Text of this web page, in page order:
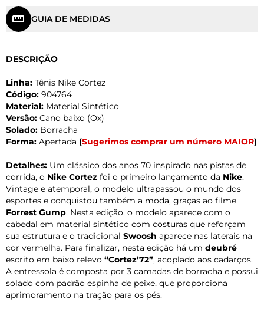
GUIA DE MEDIDAS
DESCRIÇÃO
Linha: Tênis Nike Cortez
Código: 904764
Material: Material Sintético
Versão: Cano baixo (Ox)
Solado: Borracha
Forma: Apertada (Sugerimos comprar um número MAIOR)
Detalhes: Um clássico dos anos 70 inspirado nas pistas de
corrida, o Nike Cortez foi o primeiro lançamento da Nike.
Vintage e atemporal, o modelo ultrapassou o mundo dos
esportes e conquistou também a moda, graças ao filme
Forrest Gump. Nesta edição, o modelo aparece com o
cabedal em material sintético com costuras que reforçam
sua estrutura e o tradicional Swoosh aparece nas laterais na
cor vermelha. Para finalizar, nesta edição há um deubré
escrito em baixo relevo “Cortez’72”, acoplado aos cadarços.
A entressola é composta por 3 camadas de borracha e possui
solado com padrão espinha de peixe, que proporciona
aprimoramento na tração para os pés.